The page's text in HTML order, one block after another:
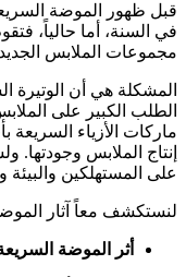
قبل ظهور الموضة
في السنة، أما حالياً،
مجموعات الملابس
المشكلة هي أن الوتيرة
الطلب الكبير على
ماركات الأزياء
إنتاج الملابس وجودتها.
على المستهلكين والبيئة
لنستكشف معاً آثار
أثر الموضة